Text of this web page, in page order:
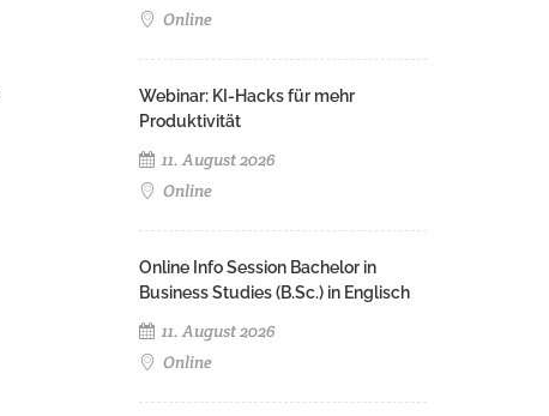
Online
Webinar: KI-Hacks für mehr
Produktivität
11. August 2026
Online
Online Info Session Bachelor in
Business Studies (B.Sc.) in Englisch
11. August 2026
Online